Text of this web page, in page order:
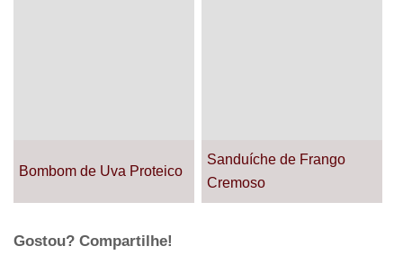
Bombom de Uva Proteico
Sanduíche de Frango
Cremoso
Gostou? Compartilhe!